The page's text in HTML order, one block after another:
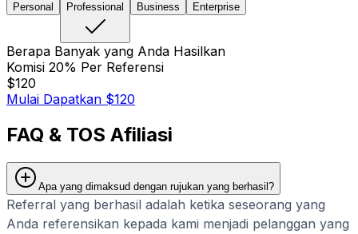
Personal Professional Business Enterprise
Berapa Banyak yang Anda Hasilkan
Komisi 20% Per Referensi
$120
Mulai Dapatkan $120
FAQ & TOS Afiliasi
Apa yang dimaksud dengan rujukan yang berhasil?
Referral yang berhasil adalah ketika seseorang yang
Anda referensikan kepada kami menjadi pelanggan yang